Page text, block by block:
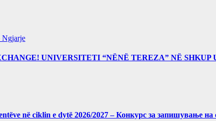
Ngjarje
UNIVERSITETI “NËNË TEREZA” NË
në ciklin e dytë 2026/2027 – Конкурс за запишување на